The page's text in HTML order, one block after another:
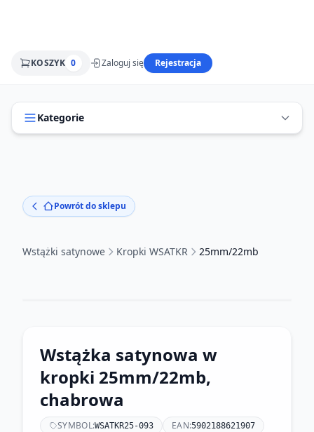
KOSZYK 0 Zaloguj się Rejestracja
Kategorie
Powrót do sklepu
Wstążki satynowe Kropki WSATKR 25mm/22mb
Wstążka satynowa w
kropki 25mm/22mb,
chabrowa
SYMBOL:WSATKR25-093 EAN:5902188621907